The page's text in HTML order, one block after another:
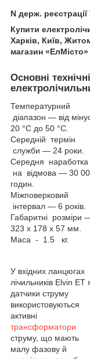
N держ. реєстрації
Купити
Харків, Київ,
магазин «ЕлМісто»
Основні
Температурний
діапазон — від
20 °C до 50 °C.
Середній термін
служби — 24 роки.
Середня наработка
на відмова — 30
годин.
Міжповерковий
інтервал — 6 років.
Габаритні розміри
323 х 178 х 57 мм.
Маса - 1.5 кг.
У вхідних ланцюгах
лічильників Elvin ЕТ
датчики струму
використовуються
активні
трансформатори
струму, що мають
малу фазову й